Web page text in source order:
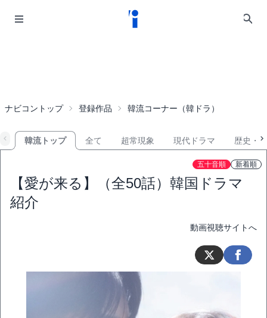
ナビコントップ 登録作品 韓流コーナー（韓ドラ）
韓流トップ 全て 超常現象 現代ドラマ 歴史・
五十音順 新着順
【愛が来る】（全50話）韓国ドラマ
紹介
動画視聴サイトへ